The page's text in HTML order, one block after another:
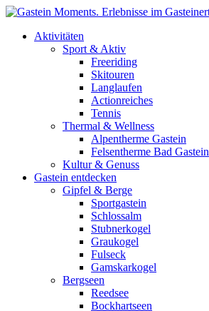
Direkt zum Inhalt
Aktivitäten
Sport & Aktiv
Freeriding
Skitouren
Langlaufen
Actionreiches
Tennis
Thermal & Wellness
Alpentherme Gastein
Felsentherme Bad Gastein
Kultur & Genuss
Gastein entdecken
Gipfel & Berge
Sportgastein
Schlossalm
Stubnerkogel
Graukogel
Fulseck
Gamskarkogel
Bergseen
Reedsee
Bockhartseen